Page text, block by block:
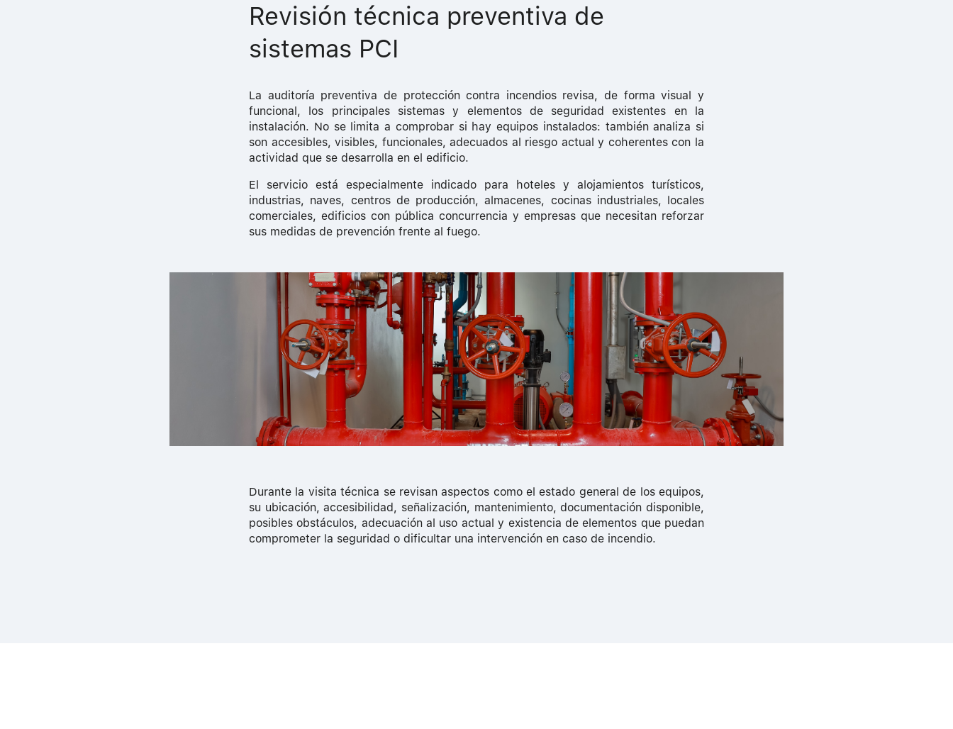
Revisión técnica preventiva de
sistemas PCI
La auditoría preventiva de protección contra incendios revisa, de forma visual y
funcional, los principales sistemas y elementos de seguridad existentes en la
instalación. No se limita a comprobar si hay equipos instalados: también analiza si
son accesibles, visibles, funcionales, adecuados al riesgo actual y coherentes con la
actividad que se desarrolla en el edificio.
El servicio está especialmente indicado para hoteles y alojamientos turísticos,
industrias, naves, centros de producción, almacenes, cocinas industriales, locales
comerciales, edificios con pública concurrencia y empresas que necesitan reforzar
sus medidas de prevención frente al fuego.
Durante la visita técnica se revisan aspectos como el estado general de los equipos,
su ubicación, accesibilidad, señalización, mantenimiento, documentación disponible,
posibles obstáculos, adecuación al uso actual y existencia de elementos que puedan
comprometer la seguridad o dificultar una intervención en caso de incendio.